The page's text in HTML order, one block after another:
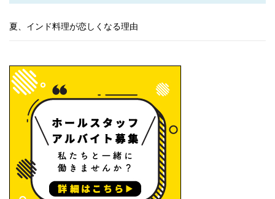
夏、インド料理が恋しくなる理由